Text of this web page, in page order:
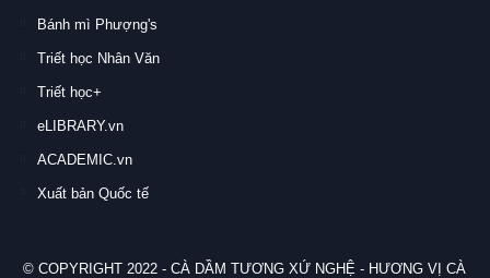
Bánh mì Phượng's
Triết học Nhân Văn
Triết học+
eLIBRARY.vn
ACADEMIC.vn
Xuất bản Quốc tế
© COPYRIGHT 2022 -CÀ DẦM TƯƠNG XỨ NGHỆ - HƯƠNG VỊ CÀ